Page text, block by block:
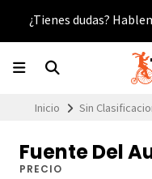
¿Tienes dudas?
Inicio Sin
Fuente Del
PRECIO